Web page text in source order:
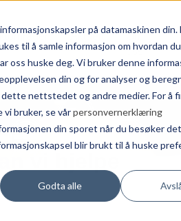
på datamaskinen din.
til å samle informasjon om hvordan
oss huske deg. Vi bruker denne
din og for analyser og
nettstedet og andre medier. For å
vi bruker, se vårpersonvernerklæring
din sporet når du besøker
blir brukt til å huske
Godta alle
Aktuelt
Om
oss
Vis
vi hjelpe